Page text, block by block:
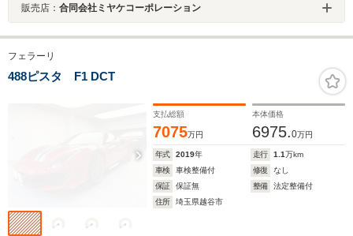
販売店： 合同会社ミヤケコーポレーション
フェラーリ
488ピスタ F1 DCT
支払総額
7075万円
本体価格
6975.0万円
年式 2019年 走行 1.1万km
車検
車検整備付 修復
なし
保証
保証無 整備
法定整備付
住所
埼玉県越谷市